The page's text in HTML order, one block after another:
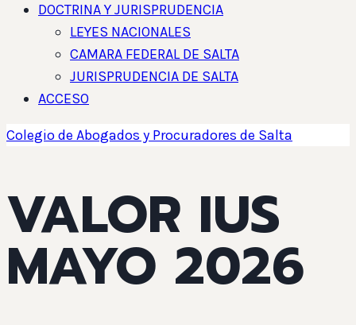
DOCTRINA Y JURISPRUDENCIA
LEYES NACIONALES
CAMARA FEDERAL DE SALTA
JURISPRUDENCIA DE SALTA
ACCESO
Colegio de Abogados y Procuradores de Salta
VALOR IUS
MAYO 2026